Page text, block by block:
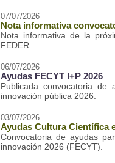
07/07/2026
Nota informativa
Nota informativa de la
FEDER.
06/07/2026
Ayudas FECYT I+P 2026
Publicada convocatoria
innovación pública 2026.
03/07/2026
Ayudas Cultura Científica
Convocatoria de ayudas
innovación 2026 (FECYT).